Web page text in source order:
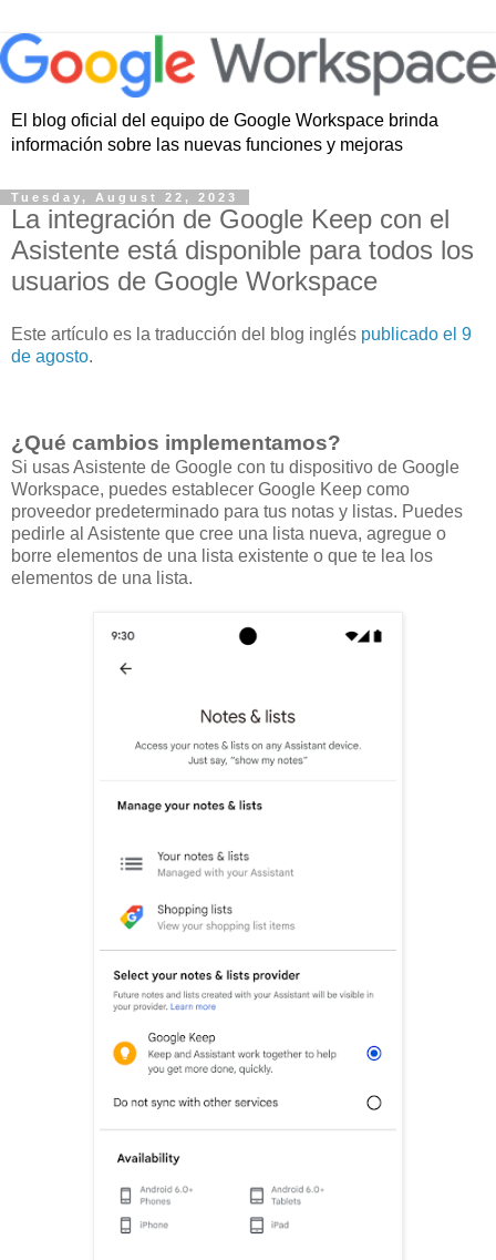
El blog oficial del equipo de Google Workspace brinda
información sobre las nuevas funciones y mejoras
Tuesday, August 22, 2023
La integración de Google Keep con el
Asistente está disponible para todos los
usuarios de Google Workspace
Este artículo es la traducción del blog inglés publicado el 9
de agosto.
¿Qué cambios implementamos?
Si usas Asistente de Google con tu dispositivo de Google
Workspace, puedes establecer Google Keep como
proveedor predeterminado para tus notas y listas. Puedes
pedirle al Asistente que cree una lista nueva, agregue o
borre elementos de una lista existente o que te lea los
elementos de una lista.